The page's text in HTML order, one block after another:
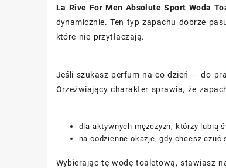
La Rive For Men Absolute Sport Woda
dynamicznie. Ten typ zapachu dobrze
które nie przytłaczają.
Jeśli szukasz perfum na co dzień — do
Orzeźwiający charakter sprawia, że
dla aktywnych mężczyzn, którzy lubią
na codzienne okazje, gdy chcesz
Wybierając tę wodę toaletową, stawiasz